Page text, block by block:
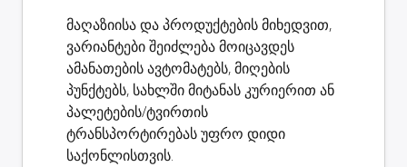
მაღაზიისა და პროდუქტების მიხედვით,
ვარიანტები შეიძლება მოიცავდეს
ამანათების ავტომატებს, მიღების
პუნქტებს, სახლში მიტანას კურიერით ან
პალეტების/ტვირთის
ტრანსპორტირებას უფრო დიდი
საქონლისთვის.